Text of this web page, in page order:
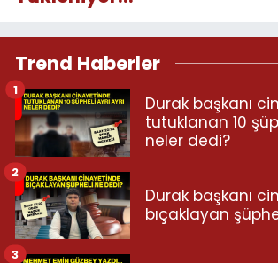
Trend Haberler
Durak başkanı
tutuklanan 10
neler dedi?
1
Durak başkanı
bıçaklayan
2
3